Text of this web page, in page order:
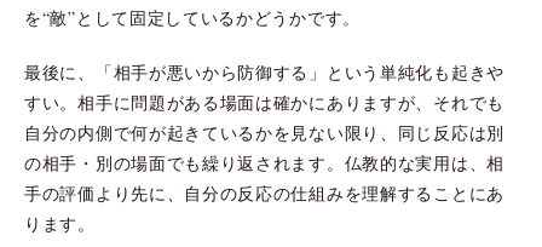
を“敵”として固定しているかどうかです。
最後に、「相手が悪いから防御する」という単純化も起きや
すい。相手に問題がある場面は確かにありますが、それでも
自分の内側で何が起きているかを見ない限り、同じ反応は別
の相手・別の場面でも繰り返されます。仏教的な実用は、相
手の評価より先に、自分の反応の仕組みを理解することにあ
ります。